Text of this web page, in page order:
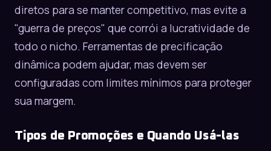
diretos para se manter competitivo, mas evite a
"guerra de preços" que corrói a lucratividade de
todo o nicho. Ferramentas de precificação
dinâmica podem ajudar, mas devem ser
configuradas com limites mínimos para proteger
sua margem.
Tipos de Promoções e Quando Usá-las